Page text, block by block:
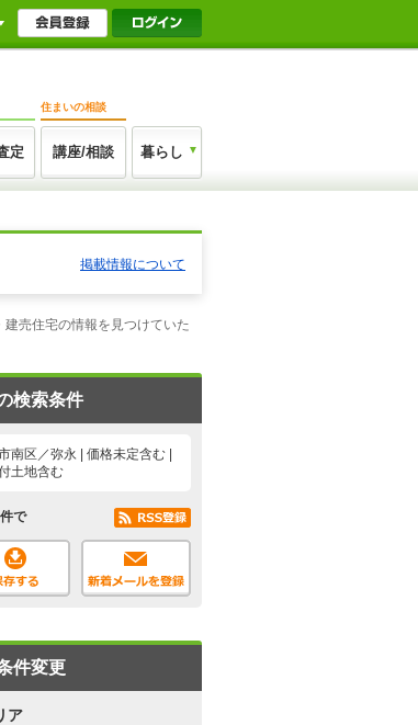
定
住まいの相談
講座/相談 暮らし
掲載情報について
売住宅の情報を見つけていた
検索条件
南区／弥永 | 価格未定含む |
土地含む
で
件変更
ア